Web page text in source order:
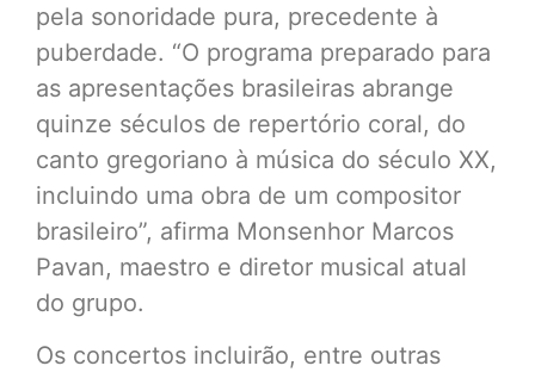
pela sonoridade pura, precedente à
puberdade. “O programa preparado para
as apresentações brasileiras abrange
quinze séculos de repertório coral, do
canto gregoriano à música do século XX,
incluindo uma obra de um compositor
brasileiro”, afirma Monsenhor Marcos
Pavan, maestro e diretor musical atual
do grupo.
Os concertos incluirão, entre outras